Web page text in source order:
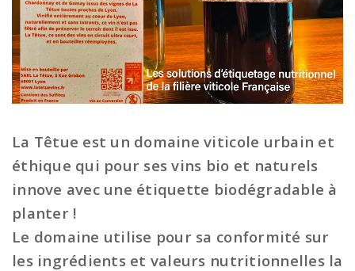
La Têtue est un domaine viticole urbain et
éthique qui pour ses vins bio et naturels
innove avec une étiquette biodégradable à
planter !
Le domaine utilise pour sa conformité sur
les ingrédients et valeurs nutritionnelles la